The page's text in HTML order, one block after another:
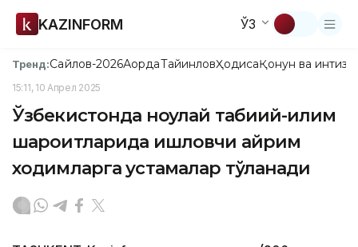
KAZINFORM ЎЗ
Тренд:Сайлов-2026АқордаТайинловҲодисаҚонун ва
15:11, 10 Апрел 2025
Ўзбекистонда ноқулай табиий-иқлим
шароитларида ишловчи айрим
ходимларга устамалар тўланади